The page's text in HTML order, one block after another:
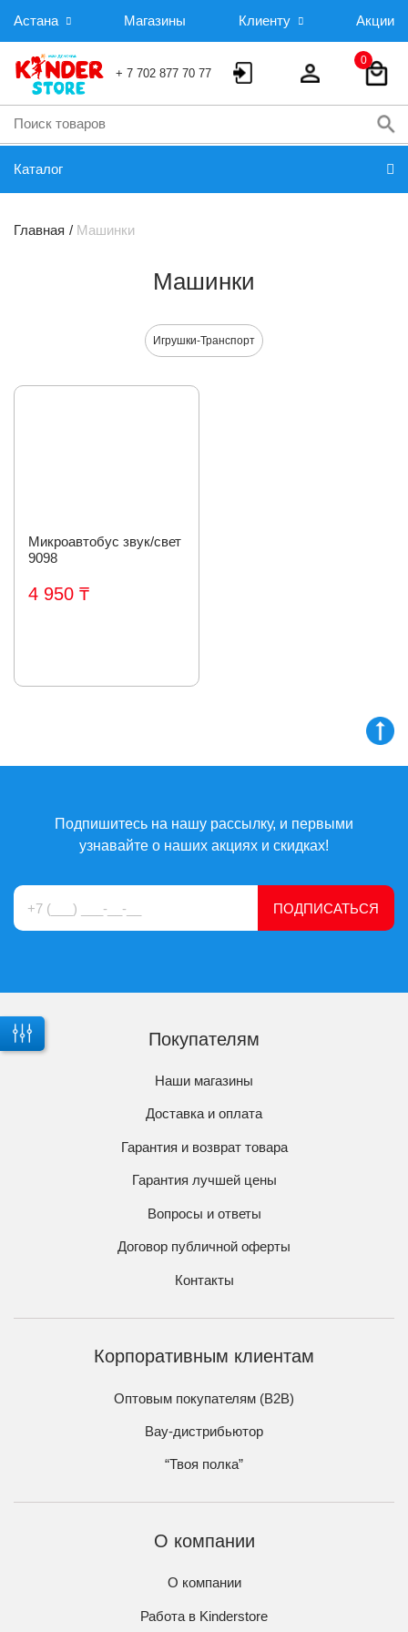
Астана Магазины Клиенту Акции
+ 7 702 877 70 77
0
Каталог
Главная Машинки
Машинки
Игрушки-Транспорт
Микроавтобус звук/свет
9098
4 950 ₸
Подпишитесь на нашу рассылку, и первыми
узнавайте о наших акциях и скидках!
ПОДПИСАТЬСЯ
Покупателям
Наши магазины
Доставка и оплата
Гарантия и возврат товара
Гарантия лучшей цены
Вопросы и ответы
Договор публичной оферты
Контакты
Корпоративным клиентам
Оптовым покупателям (B2B)
Вау-дистрибьютор
“Твоя полка”
О компании
О компании
Работа в Kinderstore